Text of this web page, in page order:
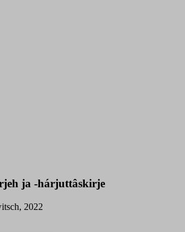
ja -hárjuttâskirje
2022